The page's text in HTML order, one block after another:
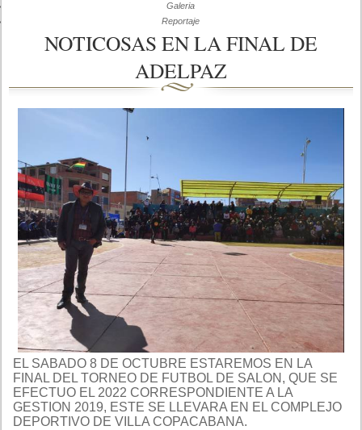
Galeria
Reportaje
NOTICOSAS EN LA FINAL DE
ADELPAZ
EL SABADO 8 DE OCTUBRE ESTAREMOS EN LA
FINAL DEL TORNEO DE FUTBOL DE SALON, QUE SE
EFECTUO EL 2022 CORRESPONDIENTE A LA
GESTION 2019, ESTE SE LLEVARA EN EL COMPLEJO
DEPORTIVO DE VILLA COPACABANA.